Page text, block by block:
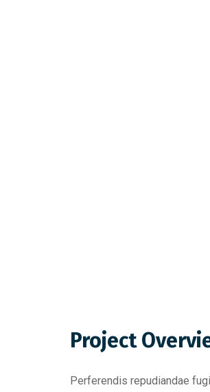
Project
Perferendis repudiandae